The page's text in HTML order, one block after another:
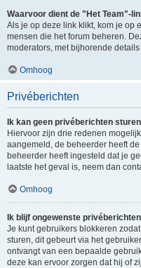
Waarvoor dient de "Het Team"-
Als je op deze link klikt, kom je op
mensen die het forum beheren.
moderators, met bijhorende
Omhoog
Privéberichten
Ik kan geen privéberichten
Hiervoor zijn drie redenen
aangemeld, de beheerder heeft
beheerder heeft ingesteld dat je
laatste het geval is, neem dan
Omhoog
Ik blijf ongewenste
Je kunt gebruikers blokkeren
sturen, dit gebeurt via het
ontvangt van een bepaalde
deze kan ervoor zorgen dat hij of